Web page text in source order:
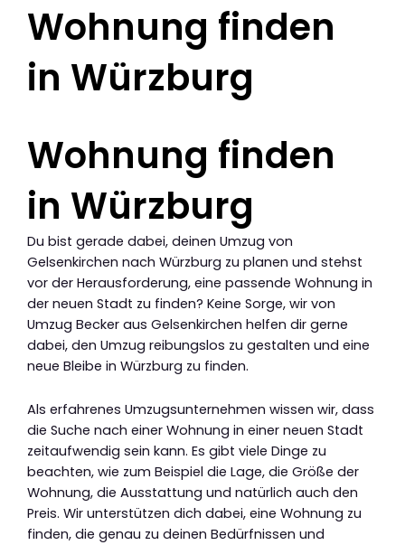
Wohnung finden
in Würzburg
Wohnung finden
in Würzburg
Du bist gerade dabei, deinen Umzug von
Gelsenkirchen nach Würzburg zu planen und stehst
vor der Herausforderung, eine passende Wohnung in
der neuen Stadt zu finden? Keine Sorge, wir von
Umzug Becker aus Gelsenkirchen helfen dir gerne
dabei, den Umzug reibungslos zu gestalten und eine
neue Bleibe in Würzburg zu finden.
Als erfahrenes Umzugsunternehmen wissen wir, dass
die Suche nach einer Wohnung in einer neuen Stadt
zeitaufwendig sein kann. Es gibt viele Dinge zu
beachten, wie zum Beispiel die Lage, die Größe der
Wohnung, die Ausstattung und natürlich auch den
Preis. Wir unterstützen dich dabei, eine Wohnung zu
finden, die genau zu deinen Bedürfnissen und